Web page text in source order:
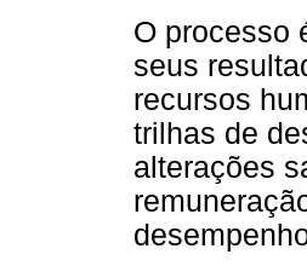
O processo
seus
recursos
trilhas de
alterações